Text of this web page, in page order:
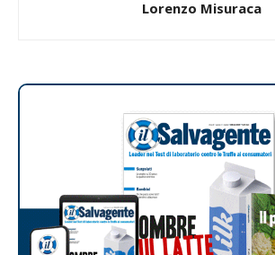
Lorenzo Misuraca